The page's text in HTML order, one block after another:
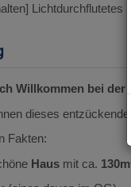
Willkommen bei der
dieses entzückende
Fakten:
Haus mit ca.